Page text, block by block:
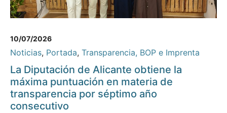
10/07/2026
Noticias, Portada, Transparencia, BOP e Imprenta
La Diputación de Alicante obtiene la
máxima puntuación en materia de
transparencia por séptimo año
consecutivo